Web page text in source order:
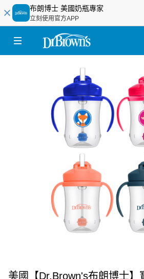
布朗博士 美國奶瓶專家
立刻使用官方APP
美國【Dr.Brown's布朗博士】